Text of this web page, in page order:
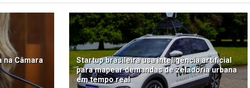
na Câmara
Startup brasileira usa inteligência artificial
para mapear demandas de zeladoria urbana
em tempo real